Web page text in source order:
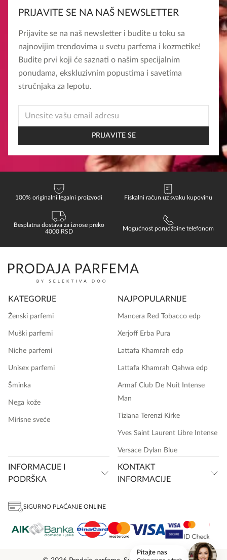
PRIJAVITE SE NA NAŠ NEWSLETTER
Prijavite se na naš newsletter i budite u toku sa
najnovijim trendovima u svetu parfema i kozmetike!
Budite prvi koji će saznati o našim specijalnim
ponudama, ekskluzivnim popustima i savetima
stručnjaka za lepotu.
EMAIL
PRIJAVITE SE
100% originalni legalni proizvodi Fiskalni račun uz svaku kupovinu
Besplatna dostava za iznose preko
4000 RSD
Mogućnost porudžbine telefonom
KATEGORIJE
Ženski parfemi
Muški parfemi
Niche parfemi
Unisex parfemi
Šminka
Nega kože
Mirisne sveće
NAJPOPULARNIJE
Mancera Red Tobacco edp
Xerjoff Erba Pura
Lattafa Khamrah edp
Lattafa Khamrah Qahwa edp
Armaf Club De Nuit Intense
Man
Tiziana Terenzi Kirke
Yves Saint Laurent Libre Intense
Versace Dylan Blue
INFORMACIJE I
PODRŠKA
KONTAKT
INFORMACIJE
SIGURNO PLAĆANJE ONLINE
Pitajte nas